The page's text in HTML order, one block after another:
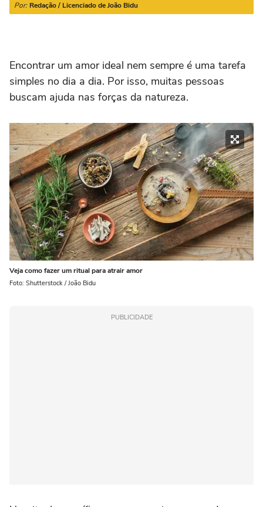
Por: Redação / Licenciado de João Bidu
Encontrar um amor ideal nem sempre é uma tarefa
simples no dia a dia. Por isso, muitas pessoas
buscam ajuda nas forças da natureza.
Veja como fazer um ritual para atrair amor
Foto: Shutterstock / João Bidu
PUBLICIDADE